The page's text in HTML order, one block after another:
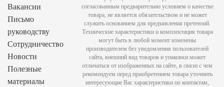
Вакансии
Письмо
руководству
Сотрудничество
Новости
Полезные
материалы
согласованным предварительно условием о качестве
товара, не является обязательством и не может
служить основанием для предъявления претензий.
Технические характеристики и комплектация товара
могут быть в любой момент изменены
производителем без уведомления пользователей
сайта, внешний вид товаров и упаковки может
отличаться от изображенных на сайте, в связи с чем
рекомендуем перед приобретением товара уточнить
интересующие Вас характеристики по контактам,